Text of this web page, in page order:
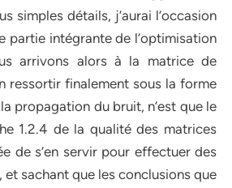
simples détails, j’aurai l’occasion
partie intégrante de l’optimisation
arrivons alors à la matrice de
ressortir finalement sous la forme
propagation du bruit, n’est que le
1.2.4 de la qualité des matrices
de s’en servir pour effectuer des
sachant que les conclusions que